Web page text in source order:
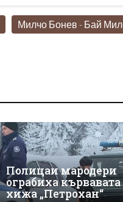
Милчо Бонев - Бай
Полицаи мародери
ограбиха кървавата
хижа „Петрохан“